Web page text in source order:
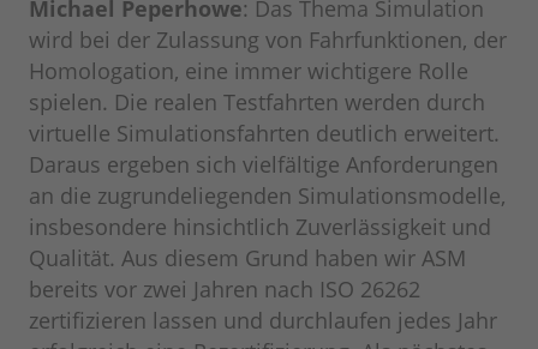
Michael Peperhowe: Das Thema Simulation
wird bei der Zulassung von Fahrfunktionen, der
Homologation, eine immer wichtigere Rolle
spielen. Die realen Testfahrten werden durch
virtuelle Simulationsfahrten deutlich erweitert.
Daraus ergeben sich vielfältige Anforderungen
an die zugrundeliegenden Simulationsmodelle,
insbesondere hinsichtlich Zuverlässigkeit und
Qualität. Aus diesem Grund haben wir ASM
bereits vor zwei Jahren nach ISO 26262
zertifizieren lassen und durchlaufen jedes Jahr